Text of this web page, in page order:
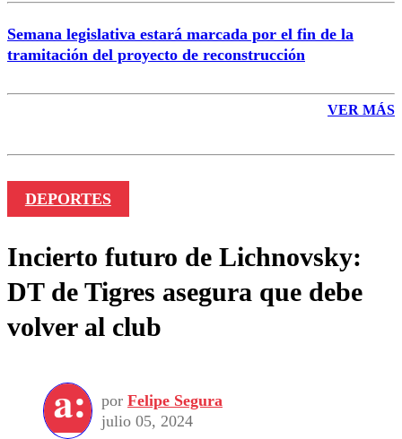
Semana legislativa estará marcada por el fin de la
tramitación del proyecto de reconstrucción
VER MÁS
DEPORTES
Incierto futuro de Lichnovsky:
DT de Tigres asegura que debe
volver al club
por Felipe Segura
julio 05, 2024